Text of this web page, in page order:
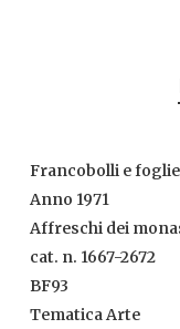
Francobolli e
Anno 1971
Affreschi dei
cat. n. 1667-2672
BF93
Tematica Arte